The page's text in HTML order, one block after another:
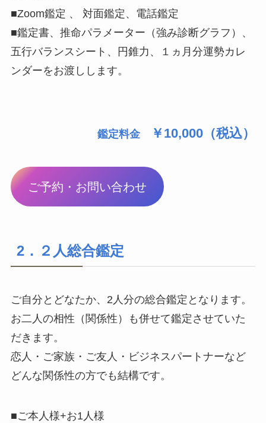
■Zoom鑑定 、 対面鑑定、電話鑑定
■鑑定書、推命パラメーター（強み診断グラフ）、
五行バランスシート、円錐力、１ヵ月分運勢カレ
ンダーをお渡しします。
鑑定料金 ￥10,000（税込）
ご予約・お問い合わせ
2．２人総合鑑定
ご自分とどなたか、2人分の総合鑑定となります。
お二人の相性（関係性）も併せて鑑定させていた
だきます。
恋人・ご家族・ご友人・ビジネスパートナーなど
どんな関係性の方でも結構です。
■ご本人様+お1人様